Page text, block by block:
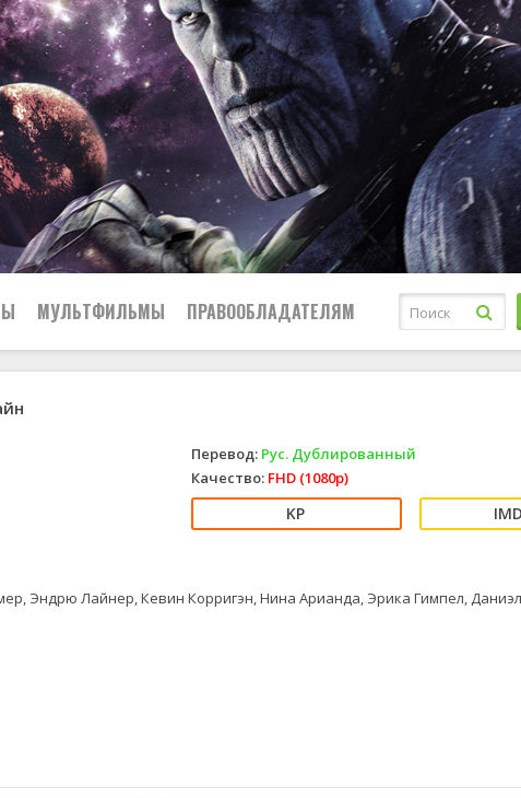
МУЛЬТФИЛЬМЫ ПРАВООБЛАДАТЕЛЯМ
Перевод: Рус. Дублированный
Качество: FHD (1080p)
Эндрю Лайнер, Кевин Корригэн, Нина Арианда, Эрика Гимпел,